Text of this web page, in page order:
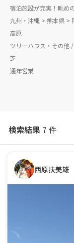
宿泊施設が充実！眺め
九州・沖縄 > 熊本県 >
高原
ツリーハウス・その他
芝
通年営業
検索結果 7 件
西原扶美雄